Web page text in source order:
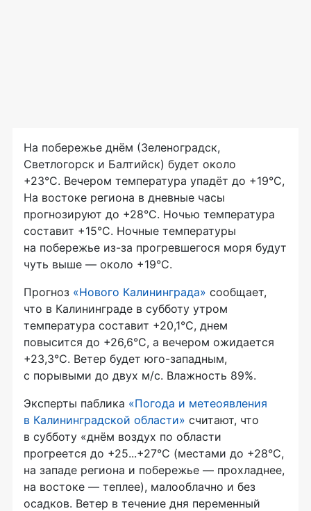
На побережье днём (Зеленоградск,
Светлогорск и Балтийск) будет около
+23°C. Вечером температура упадёт до +19°C,
На востоке региона в дневные часы
прогнозируют до +28°C. Ночью температура
составит +15°C. Ночные температуры
на побережье из-за прогревшегося моря будут
чуть выше — около +19°C.
Прогноз «Нового Калининграда» сообщает,
что в Калининграде в субботу утром
температура составит +20,1°C, днем
повысится до +26,6°C, а вечером ожидается
+23,3°C. Ветер будет юго-западным,
с порывыми до двух м/с. Влажность 89%.
Эксперты паблика «Погода и метеоявления
в Калининградской области» считают, что
в субботу «днём воздух по области
прогреется до +25...+27°С (местами до +28°С,
на западе региона и побережье — прохладнее,
на востоке — теплее), малооблачно и без
осадков. Ветер в течение дня переменный